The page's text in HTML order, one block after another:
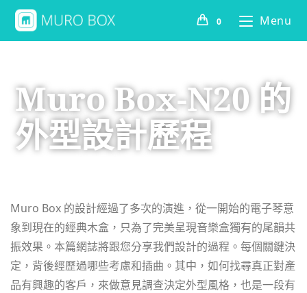
0 Menu
Muro Box-N20 的
外型設計歷程
Muro Box 的設計經過了多次的演進，從一開始的電子琴意
象到現在的經典木盒，只為了完美呈現音樂盒獨有的尾韻共
振效果。本篇網誌將跟您分享我們設計的過程。每個關鍵決
定，背後經歷過哪些考慮和插曲。其中，如何找尋真正對產
品有興趣的客戶，來做意見調查決定外型風格，也是一段有